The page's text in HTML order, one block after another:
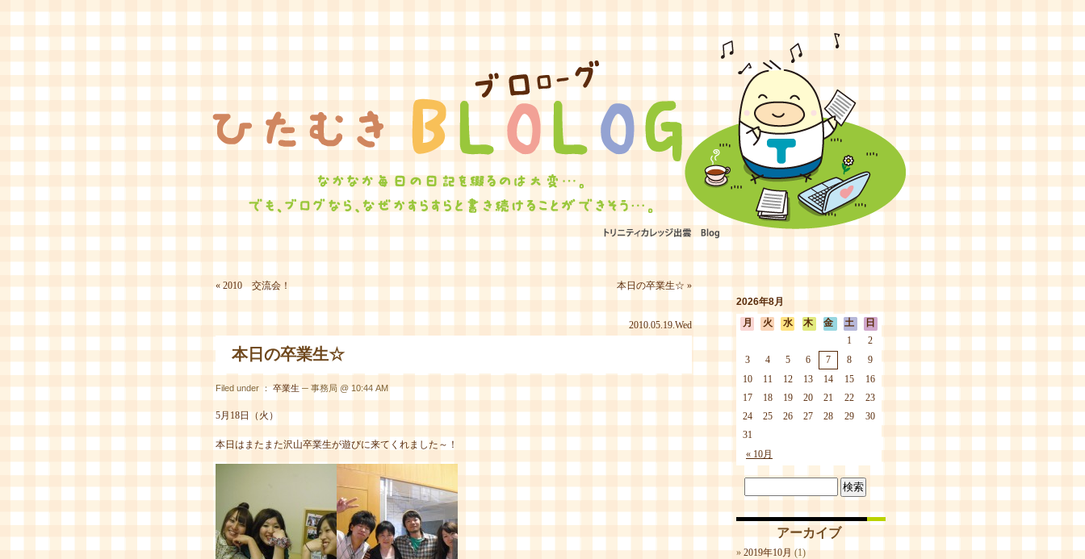
ひたむきBLOLOG
«2010 交流会！ 本日の卒業生☆ »
2010.05.19.Wed
本日の卒業生☆
Filed under ：卒業生─ 事務局 @ 10:44 AM
5月18日（火）
本日はまたまた沢山卒業生が遊びに来てくれました～！
2026年8月
月
火 水 木 金 土 日
« 10月
1
2
3
4 5 6 7 8
9
10
11 12 13 14 15
16
17
18 19 20 21 22
23
24
25 26 27 28 29
30
31
アーカイブ
2019年10月 (1)